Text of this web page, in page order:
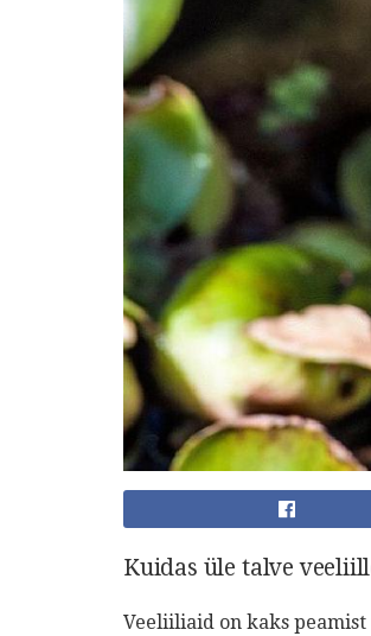
Kuidas üle talve
Veeliiliaid on kaks